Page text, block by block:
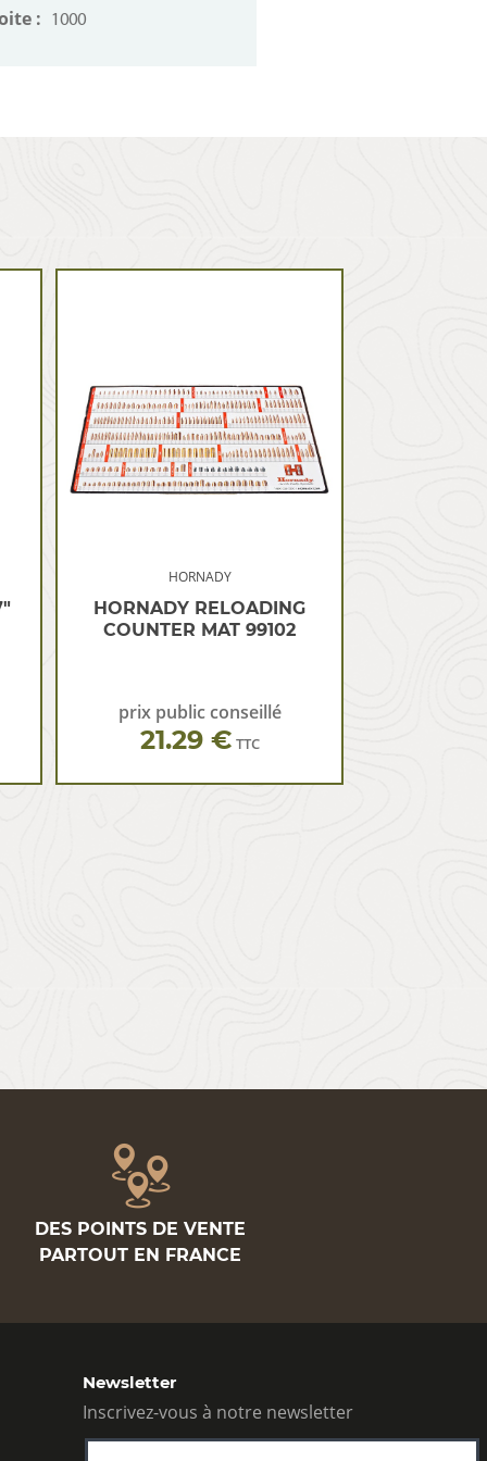
: 1000
HORNADY
HORNADY RELOADING
COUNTER MAT 99102
prix public conseillé
21.29 € TTC
DES POINTS DE VENTE
PARTOUT EN FRANCE
Newsletter
Inscrivez-vous à notre newsletter